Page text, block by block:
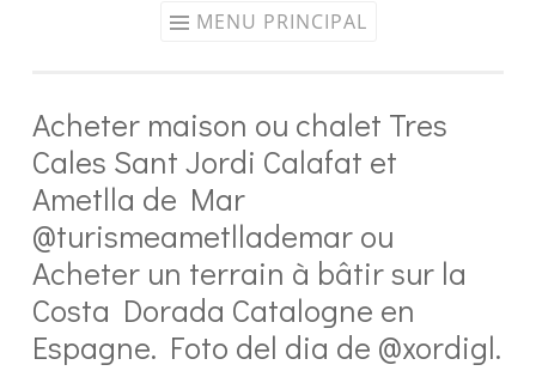
MENU PRINCIPAL
Acheter maison ou chalet Tres
Cales Sant Jordi Calafat et
Ametlla de Mar
@turismeametllademar ou
Acheter un terrain à bâtir sur la
Costa Dorada Catalogne en
Espagne. Foto del dia de @xordigl.